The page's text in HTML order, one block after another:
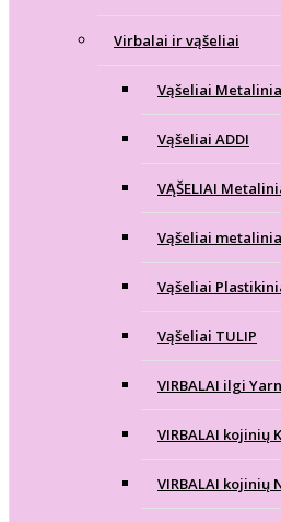
Virbalai ir vąšeliai
Vąšeliai
Vąšeliai ADDI
VĄŠELIAI
Vąšeliai
Vąšeliai
Vąšeliai TULIP
VIRBALAI ilgi
VIRBALAI kojinių
VIRBALAI kojinių